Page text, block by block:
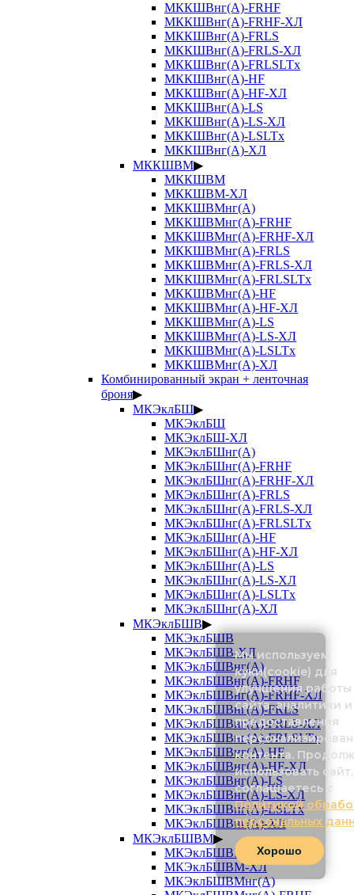
МККШВнг(А)-FRHF
МККШВнг(А)-FRHF-ХЛ
МККШВнг(А)-FRLS
МККШВнг(А)-FRLS-ХЛ
МККШВнг(А)-FRLSLTx
МККШВнг(А)-HF
МККШВнг(А)-HF-ХЛ
МККШВнг(А)-LS
МККШВнг(А)-LS-ХЛ
МККШВнг(А)-LSLTx
МККШВнг(А)-ХЛ
МККШВМ▶
МККШВМ
МККШВМ-ХЛ
МККШВМнг(А)
МККШВМнг(А)-FRHF
МККШВМнг(А)-FRHF-ХЛ
МККШВМнг(А)-FRLS
МККШВМнг(А)-FRLS-ХЛ
МККШВМнг(А)-FRLSLTx
МККШВМнг(А)-HF
МККШВМнг(А)-HF-ХЛ
МККШВМнг(А)-LS
МККШВМнг(А)-LS-ХЛ
МККШВМнг(А)-LSLTx
МККШВМнг(А)-ХЛ
Комбинированный экран + ленточная
броня▶
МКЭклБШ▶
МКЭклБШ
МКЭклБШ-ХЛ
МКЭклБШнг(А)
МКЭклБШнг(А)-FRHF
МКЭклБШнг(А)-FRHF-ХЛ
МКЭклБШнг(А)-FRLS
МКЭклБШнг(А)-FRLS-ХЛ
МКЭклБШнг(А)-FRLSLTx
МКЭклБШнг(А)-HF
МКЭклБШнг(А)-HF-ХЛ
МКЭклБШнг(А)-LS
МКЭклБШнг(А)-LS-ХЛ
МКЭклБШнг(А)-LSLTx
МКЭклБШнг(А)-ХЛ
МКЭклБШВ▶
МКЭклБШВ
МКЭклБШВ-ХЛ
МКЭклБШВнг(А)
МКЭклБШВнг(А)-FRHF
МКЭклБШВнг(А)-FRHF-ХЛ
МКЭклБШВнг(А)-FRLS
МКЭклБШВнг(А)-FRLS-ХЛ
МКЭклБШВнг(А)-FRLSLTx
МКЭклБШВнг(А)-HF
МКЭклБШВнг(А)-HF-ХЛ
МКЭклБШВнг(А)-LS
МКЭклБШВнг(А)-LS-ХЛ
МКЭклБШВнг(А)-LSLTx
МКЭклБШВнг(А)-ХЛ
МКЭклБШВМ▶
МКЭклБШВМ
МКЭклБШВМ-ХЛ
МКЭклБШВМнг(А)
Мы используем
куки(cookie) для
улучшения работы
сайта, аналитики и
предоставления
контента.
использовать
соглашаетесь с
Политикой
персональных
Хорошо